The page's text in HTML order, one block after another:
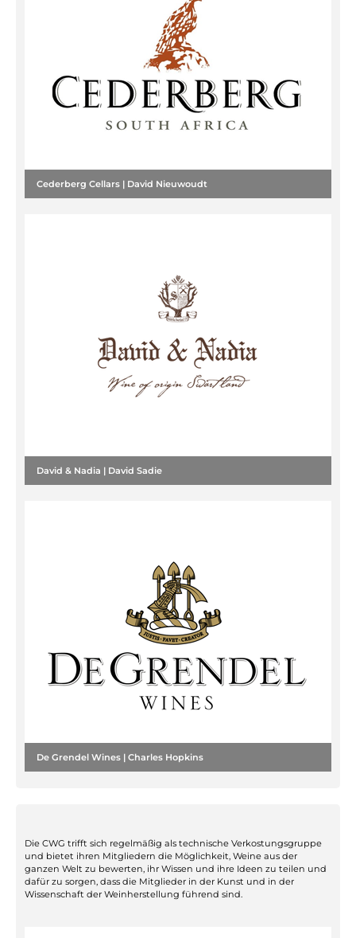
Cederberg Cellars | David Nieuwoudt
David & Nadia | David Sadie
De Grendel Wines | Charles Hopkins
Die CWG trifft sich regelmäßig als technische Verkostungsgruppe
und bietet ihren Mitgliedern die Möglichkeit, Weine aus der
ganzen Welt zu bewerten, ihr Wissen und ihre Ideen zu teilen und
dafür zu sorgen, dass die Mitglieder in der Kunst und in der
Wissenschaft der Weinherstellung führend sind.